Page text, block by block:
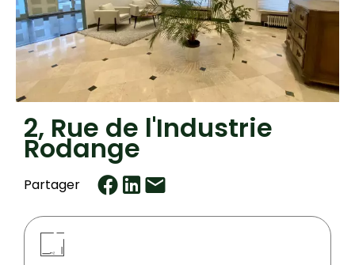
2, Rue de l'Industrie
Rodange
Partager